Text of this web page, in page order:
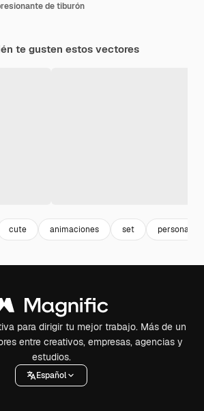
de tiburón
te gusten estos vectores
cute animaciones set personajes
para dirigir tu mejor trabajo. Más de un
entre creativos, empresas, agencias y
estudios.
Español